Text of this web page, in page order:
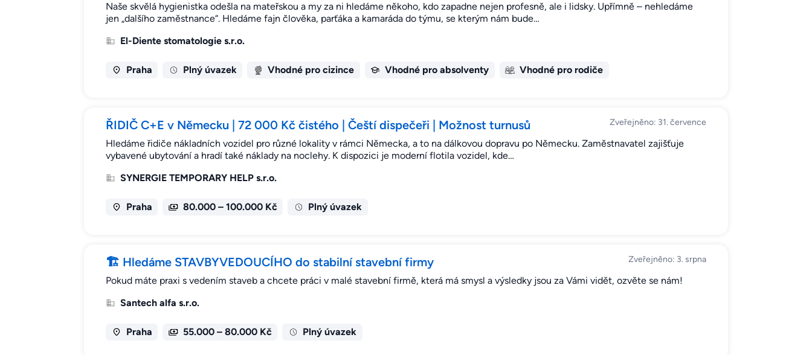
Naše skvělá hygienistka odešla na mateřskou a my za ni hledáme někoho, kdo zapadne nejen profesně, ale i lidsky. Upřímně – nehledáme
jen „dalšího zaměstnance“. Hledáme fajn člověka, parťáka a kamaráda do týmu, se kterým nám bude…
El-Diente stomatologie s.r.o.
Praha Plný úvazek Vhodné pro cizince Vhodné pro absolventy Vhodné pro rodiče
ŘIDIČ C+E v Německu | 72 000 Kč čistého | Čeští dispečeři | Možnost turnusů Zveřejněno: 31. července
Hledáme řidiče nákladních vozidel pro různé lokality v rámci Německa, a to na dálkovou dopravu po Německu. Zaměstnavatel zajišťuje
vybavené ubytování a hradí také náklady na noclehy. K dispozici je moderní flotila vozidel, kde…
SYNERGIE TEMPORARY HELP s.r.o.
Praha 80.000 – 100.000 Kč Plný úvazek
🏗 Hledáme STAVBYVEDOUCÍHO do stabilní stavební firmy Zveřejněno: 3. srpna
Pokud máte praxi s vedením staveb a chcete práci v malé stavební firmě, která má smysl a výsledky jsou za Vámi vidět, ozvěte se nám!
Santech alfa s.r.o.
Praha 55.000 – 80.000 Kč Plný úvazek